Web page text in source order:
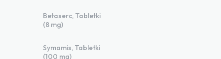
Betaserc, Tabletki
(8 mg)
Symamis, Tabletki
(100 mg)